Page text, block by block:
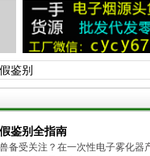
鉴别
鉴别全指南
备受关注？在一次性电子雾化